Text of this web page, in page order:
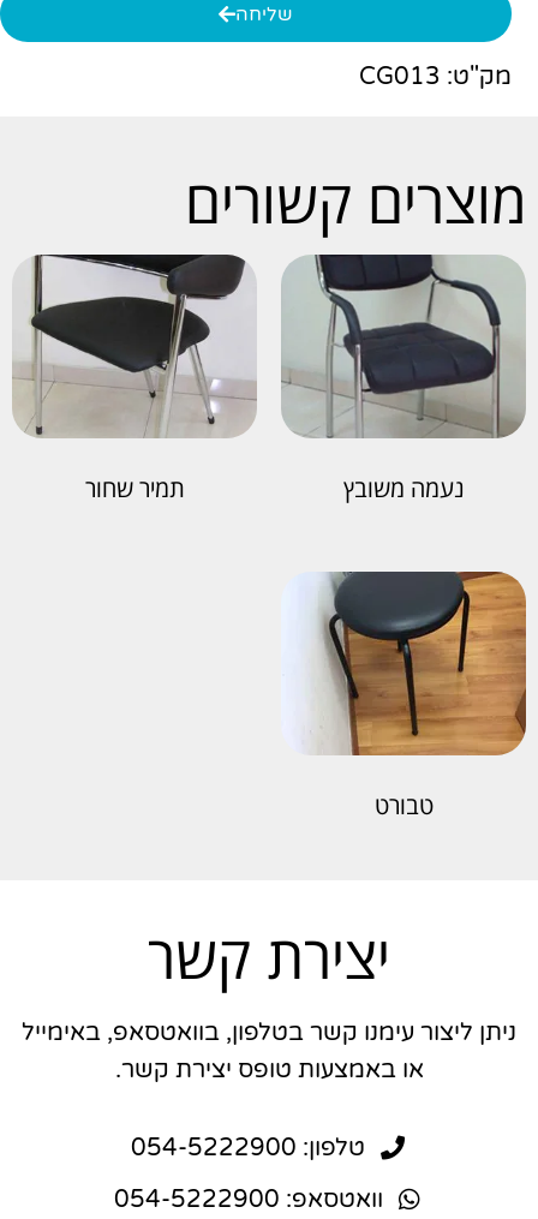
שליחה
מק"ט: CG013
מוצרים קשורים
נעמה משובץ תמיר שחור
טבורט
יצירת קשר
ניתן ליצור עימנו קשר בטלפון, בוואטסאפ, באימייל
או באמצעות טופס יצירת קשר.
טלפון: 054-5222900
וואטסאפ: 054-5222900